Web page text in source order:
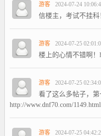
游客 2024-07-24
信楼主，考试不挂科
游客 2024-07-25
楼上的心情不错啊！
游客 2024-07-25
看了这么多帖子，第
http://www.dnf70.com/1149.html
游客 2024-07-25